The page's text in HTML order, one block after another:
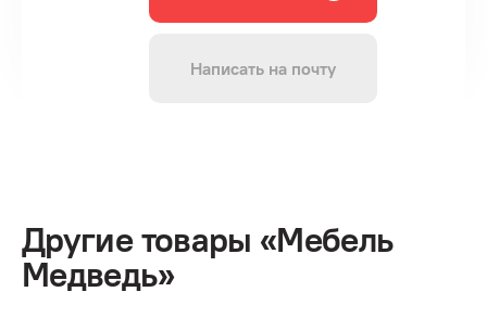
Написать на почту
Другие товары «Мебель
Медведь»